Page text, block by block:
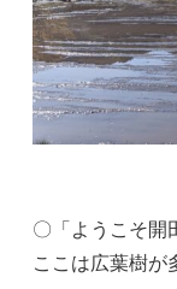
〇「ようこそ開
ここは広葉樹が